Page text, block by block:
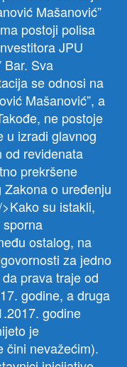
Mašanović”
postoji polisa
JPU
Bar. Sva
se odnosi na
Mašanović”, a
ne postoje
u izradi glavnog
od revidenata
prekršene
o uređenju
su istakli,
ostalog, na
za jedno
prava traje od
godine, a druga
godine
je
čini nevažećim).